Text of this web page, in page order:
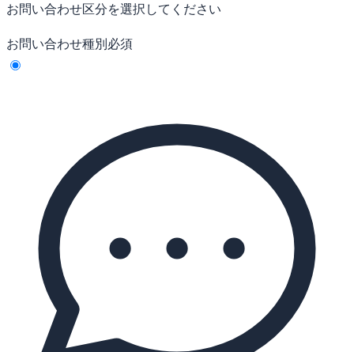
お問い合わせ区分を選択してください
お問い合わせ種別 必須